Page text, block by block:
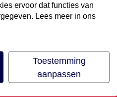
ervoor dat functies van
Lees meer in ons
Toestemming
aanpassen